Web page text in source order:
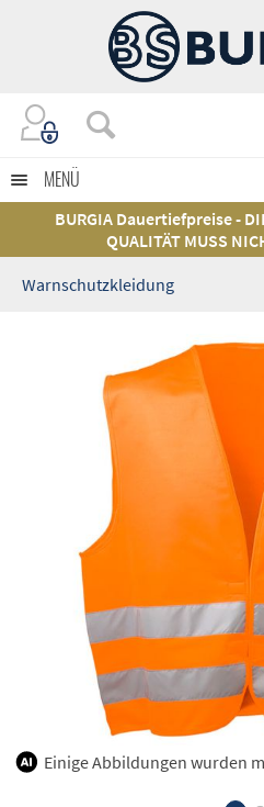
MENÜ
BURGIA Dauertiefpreise -
QUALITÄT MUSS
Warnschutzkleidung
Einige Abbildungen wurden